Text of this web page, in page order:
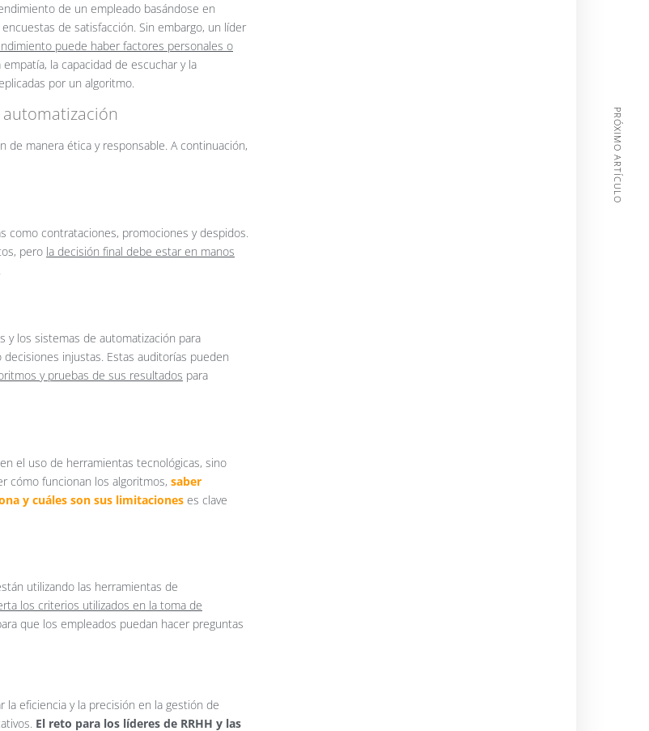
de un empleado basándose en
de satisfacción. Sin embargo, un líder
puede haber factores personales o
empatía, la capacidad de escuchar y la
por un algoritmo.
manera ética y responsable. A continuación,
contrataciones, promociones y despidos.
pero la decisión final debe estar en manos
y los sistemas de automatización para
injustas. Estas auditorías pueden
y pruebas de sus resultados para
el uso de herramientas tecnológicas, sino
cómo funcionan los algoritmos, saber
y cuáles son sus limitaciones es clave
utilizando las herramientas de
los criterios utilizados en la toma de
que los empleados puedan hacer preguntas
eficiencia y la precisión en la gestión de
El reto para los líderes de RRHH y las
PRÓXIMO ARTÍCULO